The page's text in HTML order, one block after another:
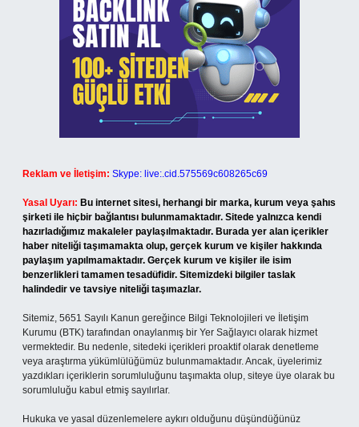
Reklam ve İletişim: Skype: live:.cid.575569c608265c69
Yasal Uyarı: Bu internet sitesi, herhangi bir marka, kurum veya şahıs
şirketi ile hiçbir bağlantısı bulunmamaktadır. Sitede yalnızca kendi
hazırladığımız makaleler paylaşılmaktadır. Burada yer alan içerikler
haber niteliği taşımamakta olup, gerçek kurum ve kişiler hakkında
paylaşım yapılmamaktadır. Gerçek kurum ve kişiler ile isim
benzerlikleri tamamen tesadüfidir. Sitemizdeki bilgiler taslak
halindedir ve tavsiye niteliği taşımazlar.
Sitemiz, 5651 Sayılı Kanun gereğince Bilgi Teknolojileri ve İletişim
Kurumu (BTK) tarafından onaylanmış bir Yer Sağlayıcı olarak hizmet
vermektedir. Bu nedenle, sitedeki içerikleri proaktif olarak denetleme
veya araştırma yükümlülüğümüz bulunmamaktadır. Ancak, üyelerimiz
yazdıkları içeriklerin sorumluluğunu taşımakta olup, siteye üye olarak bu
sorumluluğu kabul etmiş sayılırlar.
Hukuka ve yasal düzenlemelere aykırı olduğunu düşündüğünüz